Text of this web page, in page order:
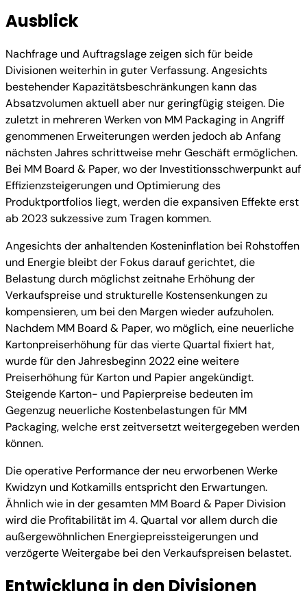
Ausblick
Nachfrage und Auftragslage zeigen sich für beide
Divisionen weiterhin in guter Verfassung. Angesichts
bestehender Kapazitätsbeschränkungen kann das
Absatzvolumen aktuell aber nur geringfügig steigen. Die
zuletzt in mehreren Werken von MM Packaging in Angriff
genommenen Erweiterungen werden jedoch ab Anfang
nächsten Jahres schrittweise mehr Geschäft ermöglichen.
Bei MM Board & Paper, wo der Investitionsschwerpunkt auf
Effizienzsteigerungen und Optimierung des
Produktportfolios liegt, werden die expansiven Effekte erst
ab 2023 sukzessive zum Tragen kommen.
Angesichts der anhaltenden Kosteninflation bei Rohstoffen
und Energie bleibt der Fokus darauf gerichtet, die
Belastung durch möglichst zeitnahe Erhöhung der
Verkaufspreise und strukturelle Kostensenkungen zu
kompensieren, um bei den Margen wieder aufzuholen.
Nachdem MM Board & Paper, wo möglich, eine neuerliche
Kartonpreiserhöhung für das vierte Quartal fixiert hat,
wurde für den Jahresbeginn 2022 eine weitere
Preiserhöhung für Karton und Papier angekündigt.
Steigende Karton- und Papierpreise bedeuten im
Gegenzug neuerliche Kostenbelastungen für MM
Packaging, welche erst zeitversetzt weitergegeben werden
können.
Die operative Performance der neu erworbenen Werke
Kwidzyn und Kotkamills entspricht den Erwartungen.
Ähnlich wie in der gesamten MM Board & Paper Division
wird die Profitabilität im 4. Quartal vor allem durch die
außergewöhnlichen Energiepreissteigerungen und
verzögerte Weitergabe bei den Verkaufspreisen belastet.
Entwicklung in den Divisionen